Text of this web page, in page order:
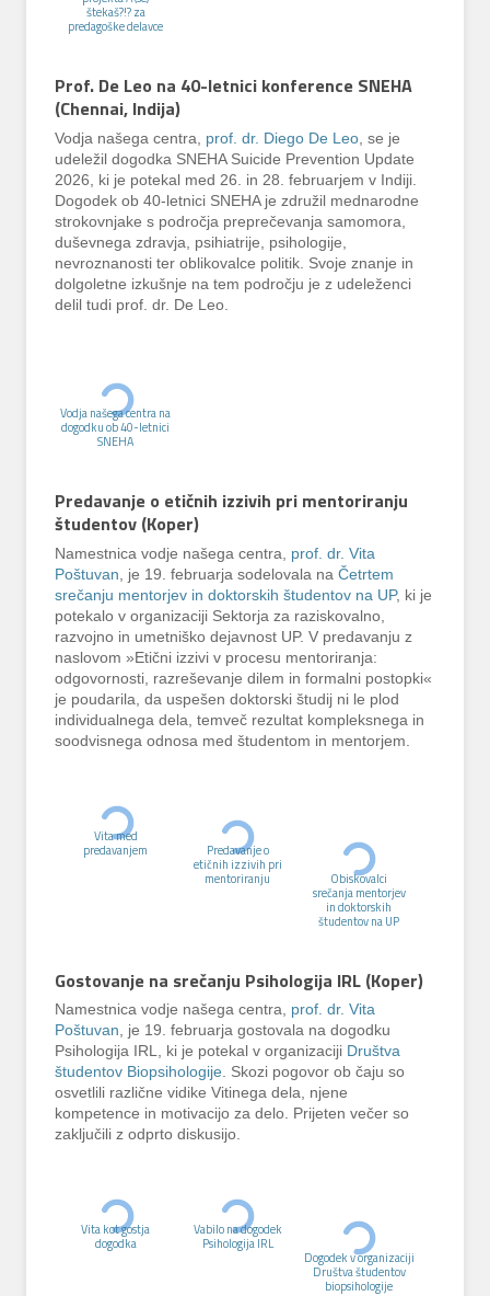
štekaš?!? za
predagoške delavce
Prof. De Leo na 40-letnici konference SNEHA
(Chennai, Indija)
Vodja našega centra, prof. dr. Diego De Leo , se je
udeležil dogodka SNEHA Suicide Prevention Update
2026, ki je potekal med 26. in 28. februarjem v Indiji.
Dogodek ob 40-letnici SNEHA je združil mednarodne
strokovnjake s področja preprečevanja samomora,
duševnega zdravja, psihiatrije, psihologije,
nevroznanosti ter oblikovalce politik. Svoje znanje in
dolgoletne izkušnje na tem področju je z udeleženci
delil tudi prof. dr. De Leo.
Vodja našega centra na
dogodku ob 40-letnici
SNEHA
Predavanje o etičnih izzivih pri mentoriranju
študentov (Koper)
Namestnica vodje našega centra,
prof. dr. Vita
Poštuvan , je 19. februarja sodelovala naČetrtem
srečanju mentorjev in doktorskih študentov na UP, ki je
potekalo v organizaciji Sektorja za raziskovalno,
razvojno in umetniško dejavnost UP. V predavanju z
naslovom »Etični izzivi v procesu mentoriranja:
odgovornosti, razreševanje dilem in formalni postopki«
je poudarila, da uspešen doktorski študij ni le plod
individualnega dela, temveč rezultat kompleksnega in
soodvisnega odnosa med študentom in mentorjem.
Vita med
predavanjem
Predavanje o
etičnih izzivih pri
mentoriranju
Obiskovalci
srečanja mentorjev
in doktorskih
študentov na UP
Gostovanje na srečanju Psihologija IRL (Koper)
Namestnica vodje našega centra, prof. dr. Vita
Poštuvan, je 19. februarja gostovala na dogodku
Psihologija IRL, ki je potekal v organizaciji Društva
študentov Biopsihologije. Skozi pogovor ob čaju so
osvetlili različne vidike Vitinega dela, njene
kompetence in motivacijo za delo. Prijeten večer so
zaključili z odprto diskusijo.
Vita kot gostja
dogodka
Vabilo na dogodek
Psihologija IRL
Dogodek v organizaciji
Društva študentov
biopsihologije